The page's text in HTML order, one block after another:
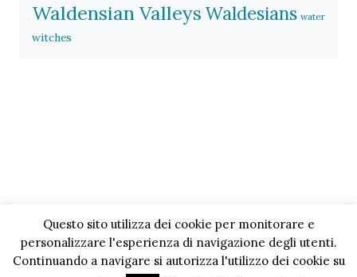
Waldensian Valleys Waldesians water
witches
Questo sito utilizza dei cookie per monitorare e
personalizzare l'esperienza di navigazione degli utenti.
Continuando a navigare si autorizza l'utilizzo dei cookie su